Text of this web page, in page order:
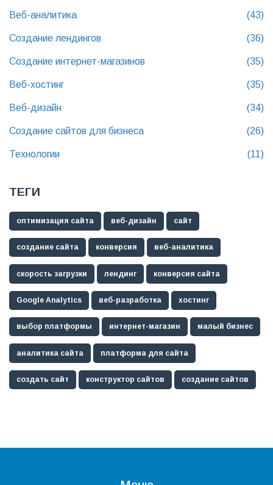
Веб-аналитика (43)
Создание лендингов (36)
Создание интернет-магазинов (35)
Веб-хостинг (35)
Веб-дизайн (34)
Создание сайтов для бизнеса (26)
Технологии (11)
ТЕГИ
оптимизация сайта веб-дизайн сайт
создание сайта конверсия веб-аналитика
скорость загрузки лендинг конверсия сайта
Google Analytics веб-разработка хостинг
выбор платформы интернет-магазин малый бизнес
аналитика сайта платформа для сайта
создать сайт конструктор сайтов создание сайтов